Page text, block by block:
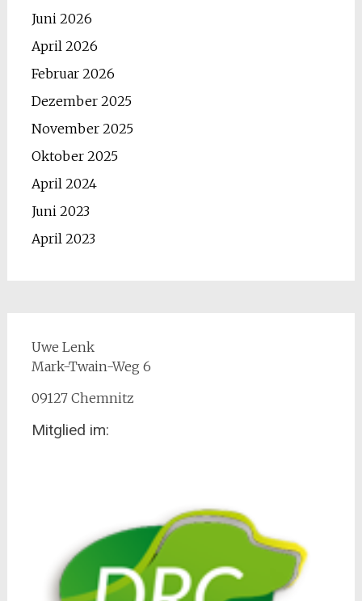
Juni 2026
April 2026
Februar 2026
Dezember 2025
November 2025
Oktober 2025
April 2024
Juni 2023
April 2023
Uwe Lenk
Mark-Twain-Weg 6
09127 Chemnitz
Mitglied im: